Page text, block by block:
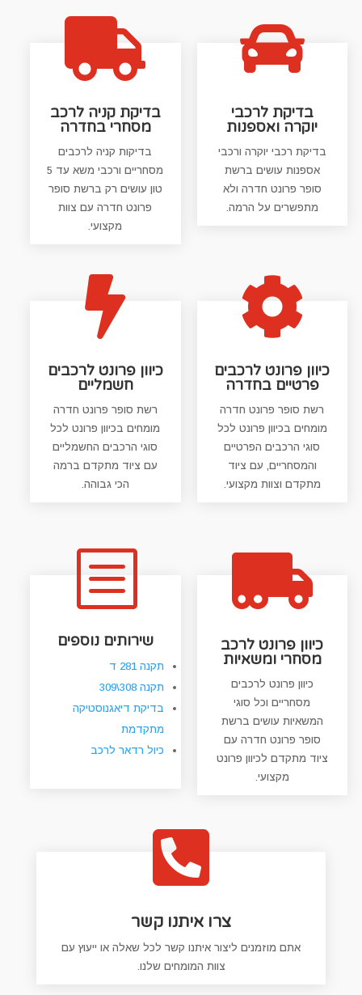

בדיקת קניה לרכב
מסחרי בחדרה
בדיקות קניה לרכבים
מסחריים ורכבי משא עד 5
טון עושים רק ברשת סופר
פרונט חדרה עם צוות
מקצועי.

בדיקת לרכבי
יוקרה ואספנות
בדיקת רכבי יוקרה ורכבי
אספנות עושים ברשת
סופר פרונט חדרה ולא
מתפשרים על הרמה.
b
שירותים נוספים
תקנה 281 ד
תקנה 308\309
בדיקת דיאגנוסטיקה
מתקדמת
כיול רדאר לרכב

כיוון פרונט לרכב
מסחרי ומשאיות
כיוון פרונט לרכבים
מסחריים וכל סוגי
המשאיות עושים ברשת
סופר פרונט חדרה עם
ציוד מתקדם לכיוון פרונט
מקצועי.

כיוון פרונט לרכבים
חשמליים
רשת סופר פרונט חדרה
מומחים בכיוון פרונט לכל
סוגי הרכבים החשמליים
עם ציוד מתקדם ברמה
הכי גבוהה.

כיוון פרונט לרכבים
פרטיים בחדרה
רשת סופר פרונט חדרה
מומחים בכיוון פרונט לכל
סוגי הרכבים הפרטיים
והמסחריים, עם ציוד
מתקדם וצוות מקצועי.

צרו איתנו קשר
אתם מוזמנים ליצור איתנו קשר לכל שאלה או ייעוץ עם
צוות המומחים שלנו.